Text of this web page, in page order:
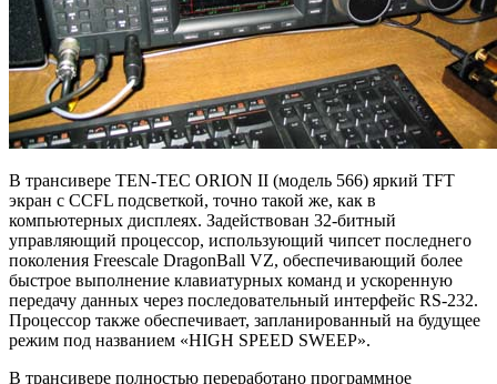
В трансивере TEN-TEC ORION II (модель 566) яркий TFT
экран с CCFL подсветкой, точно такой же, как в
компьютерных дисплеях. Задействован 32-битный
управляющий процессор, использующий чипсет последнего
поколения Freescale DragonBall VZ, обеспечивающий более
быстрое выполнение клавиатурных команд и ускоренную
передачу данных через последовательный интерфейс RS-232.
Процессор также обеспечивает, запланированный на будущее
режим под названием «HIGH SPEED SWEEP».
В трансивере полностью переработано программное